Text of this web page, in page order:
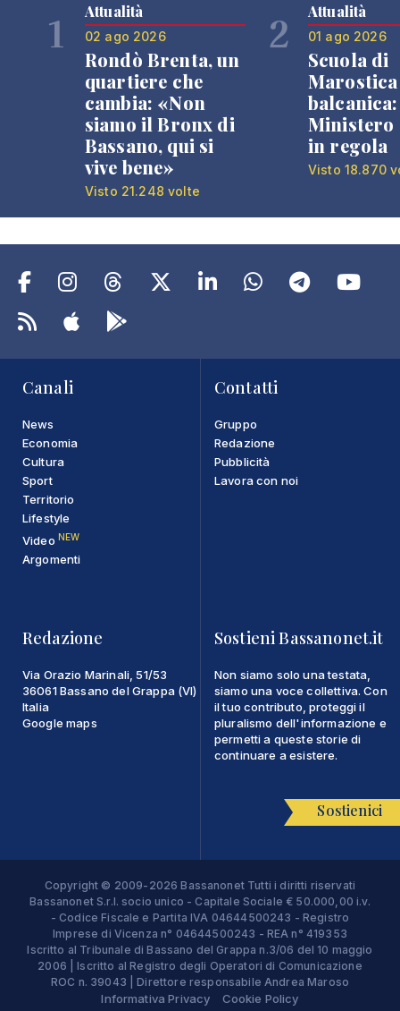
1 Attualità
02 ago 2026
Rondò Brenta, un
quartiere che
cambia: «Non
siamo il Bronx di
Bassano, qui si
vive bene»
Visto 21.248 volte
2 Attualità
01 ago 2026
Scuola di
Ministero
in regola
Visto 18.870
Canali
News
Economia
Cultura
Sport
Territorio
Lifestyle
Video NEW
Argomenti
Contatti
Gruppo
Redazione
Pubblicità
Lavora con noi
Redazione
Via Orazio Marinali, 51/53
36061 Bassano del Grappa (VI)
Italia
Google maps
Sostieni Bassanonet.it
Non siamo solo una testata,
siamo una voce collettiva. Con
il tuo contributo, proteggi il
pluralismo dell'informazione e
permetti a queste storie di
continuare a esistere.
Sostienici
Copyright © 2009-2026 Bassanonet Tutti i diritti riservati
Bassanonet S.r.l. socio unico - Capitale Sociale € 50.000,00 i.v.
- Codice Fiscale e Partita IVA 04644500243 - Registro
Imprese di Vicenza n° 04644500243 - REA n° 419353
Iscritto al Tribunale di Bassano del Grappa n.3/06 del 10 maggio
2006 | Iscritto al Registro degli Operatori di Comunicazione
ROC n. 39043 | Direttore responsabile Andrea Maroso
Informativa Privacy
Cookie Policy